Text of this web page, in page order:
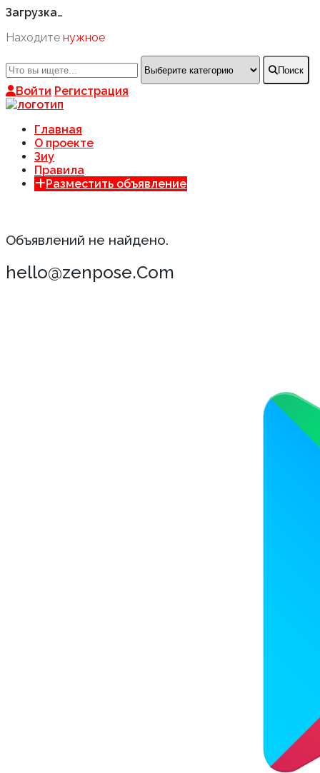
Загрузка…
Находите нужное
Поиск
Войти Регистрация
Главная
О проекте
Зиу
Правила
Разместить объявление
Объявлений не найдено.
hello@zenpose.Com